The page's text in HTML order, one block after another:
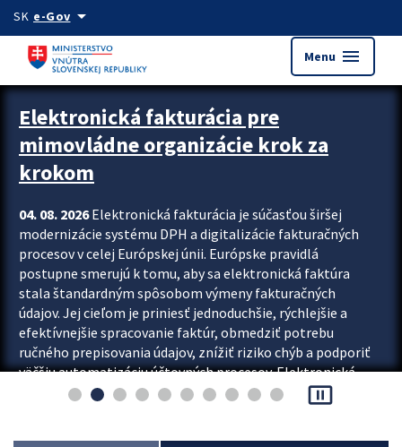
Preskocit na hlavný obsah
SK e-Govarrow_drop_down
Menu menu
Zastavit automatický posun upútavok
Elektronická fakturácia pre
mimovládne organizácie krok za
krokom
04. 08. 2026Elektronická fakturácia je súčasťou širšej
modernizácie systému DPH a digitalizácie fakturačných
procesov v celej Európskej únii. Európske pravidlá
postupne smerujú k tomu, aby sa elektronická faktúra
stala štandardným spôsobom výmeny fakturačných
údajov. Jej cieľom je priniesť jednoduchšie, rýchlejšie a
efektívnejšie spracovanie faktúr, obmedziť potrebu
ručného prepisovania údajov, znížiť riziko chýb a podporiť
väčšiu automatizáciu účtovných procesov. Elektronická
fakturácia preto nepredstavuje...
pause_presentation